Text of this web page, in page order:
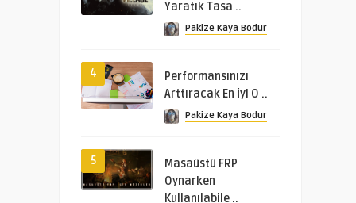
Yaratık Tasa ..
Pakize Kaya Bodur
4
Performansınızı
Arttıracak En İyi O ..
Pakize Kaya Bodur
5
Masaüstü FRP
Oynarken
Kullanılabile ..